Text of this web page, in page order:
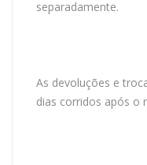
separadamente.
As devoluções e
dias corridos após o